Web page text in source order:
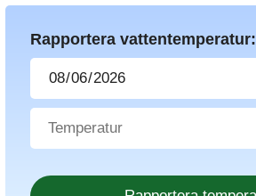
Rapportera vattentemperatur: